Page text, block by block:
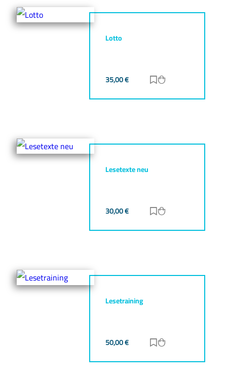
Lotto
35,00€ Zur Merkliste
Lesetexte neu
30,00€ Zur Merkliste
Lesetraining
50,00€ Zur Merkliste